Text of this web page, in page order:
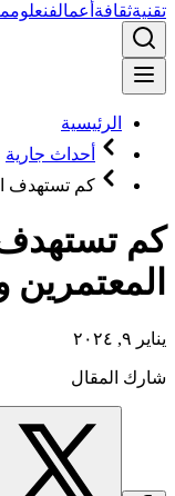
تقنيةثقافةأعمالفنعلوم
الرئيسية
أحداث جارية
كم تستهدف
كم
المعتمرين
يناير ٩, ٢٠٢٤
شارك المقال